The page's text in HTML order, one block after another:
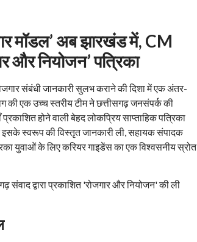
मॉडल’ अब झारखंड में, CM
और नियोजन’ पत्रिका
संबंधी जानकारी सुलभ कराने की दिशा में एक अंतर-
की एक उच्च स्तरीय टीम ने छत्तीसगढ़ जनसंपर्क की
प्रकाशित होने वाली बेहद लोकप्रिय साप्ताहिक पत्रिका
इसके स्वरूप की विस्तृत जानकारी ली, सहायक संपादक
युवाओं के लिए करियर गाइडेंस का एक विश्वसनीय स्रोत